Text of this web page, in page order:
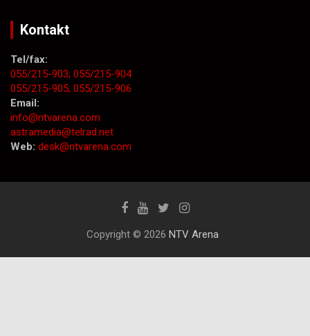
Kontakt
Tel/fax:
055/215-903; 055/215-904
055/215-905; 055/215-906
Email:
info@ntvarena.com
astramedia@telrad.net
Web: desk@ntvarena.com
Copyright © 2026 NTV Arena